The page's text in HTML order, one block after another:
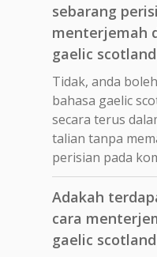
sebarang
menterjemah
gaelic
Tidak, anda
bahasa gaelic
secara terus
talian tanpa
perisian pada
Adakah
cara
gaelic